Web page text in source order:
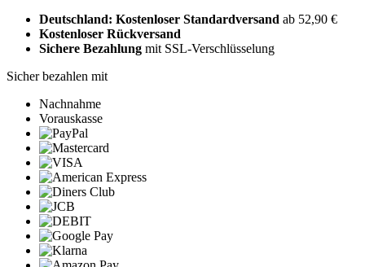
Deutschland: Kostenloser Standardversand ab 52,90 €
Kostenloser Rückversand
Sichere Bezahlung mit SSL-Verschlüsselung
Sicher bezahlen mit
Nachnahme
Vorauskasse